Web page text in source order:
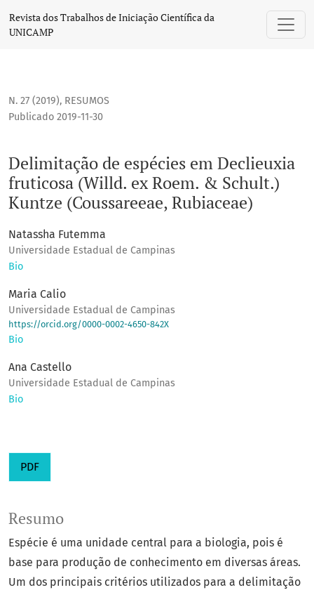
Delimitação de espécies em Declieuxia fruticosa (Willd. ex
Revista dos Trabalhos de Iniciação Científica da
UNICAMP
N. 27 (2019), RESUMOS
Delimitação de espécies em Declieuxia
fruticosa (Willd. ex Roem. & Schult.)
Kuntze (Coussareeae, Rubiaceae)
Publicado 2019-11-30
Natassha Futemma
Universidade Estadual de Campinas
Bio
Maria Calio
Universidade Estadual de Campinas
https://orcid.org/0000-0002-4650-842X
Bio
Ana Castello
Universidade Estadual de Campinas
Bio
PDF
Resumo
Espécie é uma unidade central para a biologia, pois é
base para produção de conhecimento em diversas áreas.
Um dos principais critérios utilizados para a delimitação